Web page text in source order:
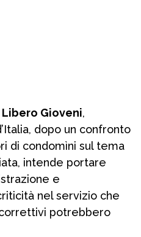
Libero Gioveni,
dopo un confronto
di condomìni sul tema
intende portare
e
nel servizio che
potrebbero